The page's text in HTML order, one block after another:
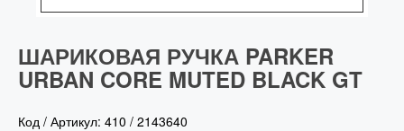
ШАРИКОВАЯ РУЧКА PARKER
URBAN CORE MUTED BLACK GT
Код / Артикул: 410 / 2143640